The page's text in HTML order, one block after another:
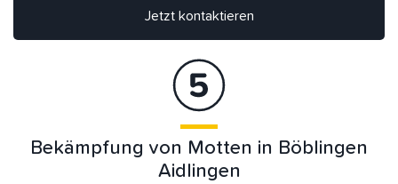
Jetzt kontaktieren
Bekämpfung von Motten in Böblingen
Aidlingen